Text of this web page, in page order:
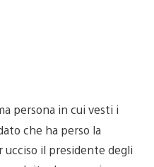
persona in cui vesti i
che ha perso la
ucciso il presidente degli